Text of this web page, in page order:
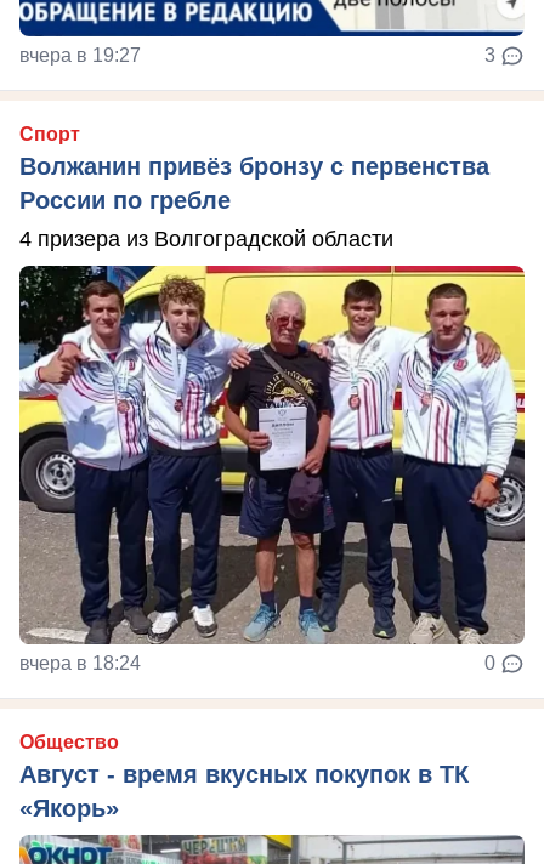
вчера в 19:27 3
Спорт
Волжанин привёз бронзу с первенства
России по гребле
4 призера из Волгоградской области
вчера в 18:24 0
Общество
Август - время вкусных покупок в ТК
«Якорь»